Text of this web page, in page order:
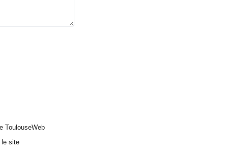
ToulouseWeb
le site